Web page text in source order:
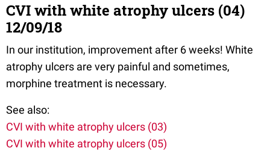
CVI with white atrophy ulcers (04)
12/09/18
In our institution, improvement after 6 weeks! White
atrophy ulcers are very painful and sometimes,
morphine treatment is necessary.
See also:
CVI with white atrophy ulcers (03)
CVI with white atrophy ulcers (05)